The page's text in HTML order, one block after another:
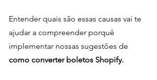
Entender quais são essas causas vai te
ajudar a compreender porquê
implementar nossas sugestões de
como converter boletos Shopify.